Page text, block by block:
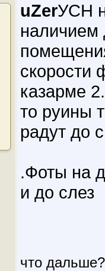
uZerУСН
наличием
скорости
казарме
то руины
радут до
.Фоты на
и до слез
что дальше?